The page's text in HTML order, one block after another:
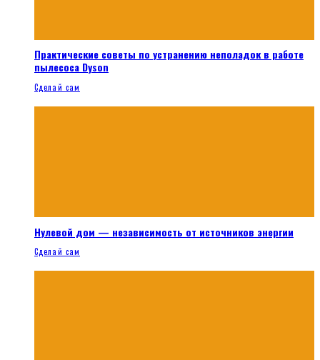
Практические советы по устранению неполадок в работе
пылесоса Dyson
Сделай сам
Нулевой дом — независимость от источников энергии
Сделай сам